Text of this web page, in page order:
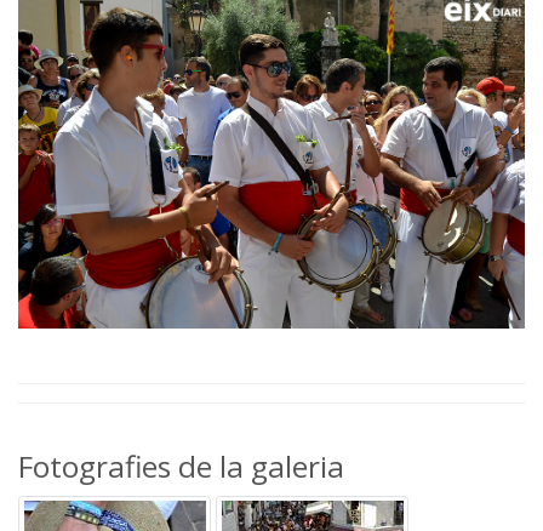
Fotografies de la galeria